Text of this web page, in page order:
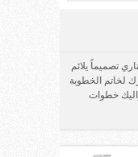
تصميماً يلائم
4 طرق لاختيارك لخاتم الخطوبة
خطوات